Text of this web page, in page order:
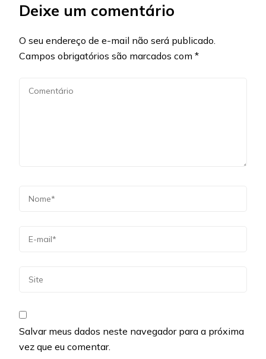
Deixe um comentário
O seu endereço de e-mail não será publicado.
Campos obrigatórios são marcados com *
Salvar meus dados neste navegador para a próxima
vez que eu comentar.